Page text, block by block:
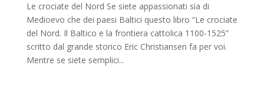
Le crociate del Nord Se siete appassionati sia di
Medioevo che dei paesi Baltici questo libro “Le crociate
del Nord. Il Baltico e la frontiera cattolica 1100-1525”
scritto dal grande storico Eric Christiansen fa per voi.
Mentre se siete semplici...